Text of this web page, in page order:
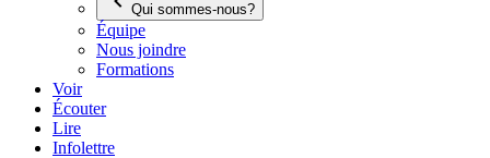
Qui sommes-nous?
Équipe
Nous joindre
Formations
Voir
Écouter
Lire
Infolettre